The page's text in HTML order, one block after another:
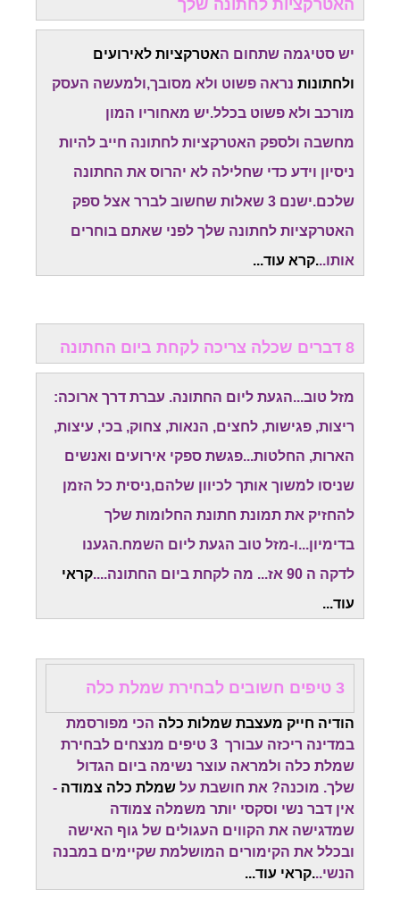
האטרקציות לחתונה שלך
יש סטיגמה שתחום האטרקציות לאירועים
ולחתונות נראה פשוט ולא מסובך,ולמעשה העסק
מורכב ולא פשוט בכלל.יש מאחוריו המון
מחשבה ולספק האטרקציות לחתונה חייב להיות
ניסיון וידע כדי שחלילה לא יהרוס את החתונה
שלכם.
ישנם 3 שאלות שחשוב לברר אצל ספק
האטרקציות לחתונה שלך לפני שאתם בוחרים
אותו...קרא עוד...
8 דברים שכלה צריכה לקחת ביום החתונה
מזל טוב...הגעת ליום החתונה. עברת דרך ארוכה:
ריצות, פגישות, לחצים, הנאות, צחוק, בכי, עיצות,
הארות, החלטות...פגשת ספקי אירועים ואנשים
שניסו למשוך אותך לכיוון שלהם,ניסית כל הזמן
להחזיק את תמונת חתונת החלומות שלך
בדימיון...ו-מזל טוב הגעת ליום השמח.הגענו
לדקה ה 90 אז... מה לקחת ביום החתונה....
קראי
עוד...
3 טיפים חשובים לבחירת שמלת כלה
הודיה חייק מעצבת שמלות כלה הכי מפורסמת
במדינה ריכזה עבורך 3 טיפים מנצחים לבחירת
שמלת כלה ולמראה עוצר נשימה ביום הגדול
שלך. מוכנה? את חושבת על שמלת כלה צמודה -
אין דבר נשי וסקסי יותר משמלה צמודה
שמדגישה את הקווים העגולים של גוף האישה
ובכלל את הקימורים המושלמת שקיימים במבנה
הנשי...קראי עוד...